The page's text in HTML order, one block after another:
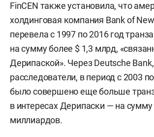
FinCEN также установила, что
холдинговая компания Bank of
перевела с 1997 по 2016 год
на сумму более $ 1,3 млрд,
Дерипаской». Через Deutsche
расследователи, в период с 2003
было совершено еще больше
в интересах Дерипаски — на сумму
миллиардов.